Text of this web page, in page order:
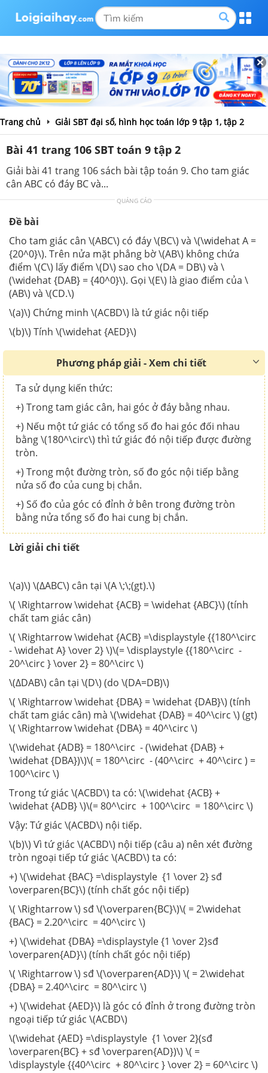
Trang chủ Giải SBT đại số, hình học toán lớp 9 tập 1, tập 2
Bài 41 trang 106 SBT toán 9 tập 2
Giải bài 41 trang 106 sách bài tập toán 9. Cho tam giác
cân ABC có đáy BC và...
QUẢNG CÁO
Đề bài
Cho tam giác cân \(ABC\) có đáy \(BC\) và \(\widehat A =
{20^0}\). Trên nửa mặt phẳng bờ \(AB\) không chứa
điểm \(C\) lấy điểm \(D\) sao cho \(DA = DB\) và \
(\widehat {DAB} = {40^0}\). Gọi \(E\) là giao điểm của \
(AB\) và \(CD.\)
\(a)\) Chứng minh \(ACBD\) là tứ giác nội tiếp
\(b)\) Tính \(\widehat {AED}\)
Phương pháp giải - Xem chi tiết
Ta sử dụng kiến thức:
+) Trong tam giác cân, hai góc ở đáy bằng nhau.
+) Nếu một tứ giác có tổng số đo hai góc đối nhau
bằng \(180^\circ\) thì tứ giác đó nội tiếp được đường
tròn.
+) Trong một đường tròn, số đo góc nội tiếp bằng
nửa số đo của cung bị chắn.
+) Số đo của góc có đỉnh ở bên trong đường tròn
bằng nửa tổng số đo hai cung bị chắn.
Lời giải chi tiết
\(a)\) \(∆ABC\) cân tại \(A \;\;(gt).\)
\( \Rightarrow \widehat {ACB} = \widehat {ABC}\) (tính
chất tam giác cân)
\( \Rightarrow \widehat {ACB} =\displaystyle {{180^\circ
- \widehat A} \over 2} \)\(= \displaystyle {{180^\circ -
20^\circ } \over 2} = 80^\circ \)
\(∆DAB\) cân tại \(D\) (do \(DA=DB)\)
\( \Rightarrow \widehat {DBA} = \widehat {DAB}\) (tính
chất tam giác cân) mà \(\widehat {DAB} = 40^\circ \) (gt)
\( \Rightarrow \widehat {DBA} = 40^\circ \)
\(\widehat {ADB} = 180^\circ - (\widehat {DAB} +
\widehat {DBA})\)\( = 180^\circ - (40^\circ + 40^\circ ) =
100^\circ \)
Trong tứ giác \(ACBD\) ta có: \(\widehat {ACB} +
\widehat {ADB} \)\(= 80^\circ + 100^\circ = 180^\circ \)
Vậy: Tứ giác \(ACBD\) nội tiếp.
\(b)\) Vì tứ giác \(ACBD\) nội tiếp (câu a) nên xét đường
tròn ngoại tiếp tứ giác \(ACBD\) ta có:
+) \(\widehat {BAC} =\displaystyle {1 \over 2} sđ
\overparen{BC}\) (tính chất góc nội tiếp)
\( \Rightarrow \) sđ \(\overparen{BC}\)\( = 2\widehat
{BAC} = 2.20^\circ = 40^\circ \)
+) \(\widehat {DBA} =\displaystyle {1 \over 2}sđ
\overparen{AD}\) (tính chất góc nội tiếp)
\( \Rightarrow \) sđ \(\overparen{AD}\) \( = 2\widehat
{DBA} = 2.40^\circ = 80^\circ \)
+) \(\widehat {AED}\) là góc có đỉnh ở trong đường tròn
ngoại tiếp tứ giác \(ACBD\)
\(\widehat {AED} =\displaystyle {1 \over 2}(sđ
\overparen{BC} + sđ \overparen{AD})\) \( =
\displaystyle {{40^\circ + 80^\circ } \over 2} = 60^\circ \)